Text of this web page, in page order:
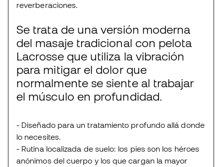
reverberaciones.
Se trata de una versión moderna
del masaje tradicional con pelota
Lacrosse que utiliza la vibración
para mitigar el dolor que
normalmente se siente al trabajar
el músculo en profundidad.
- Diseñado para un tratamiento profundo allá donde
lo necesites.
- Rutina localizada de suelo: los pies son los héroes
anónimos del cuerpo y los que cargan la mayor